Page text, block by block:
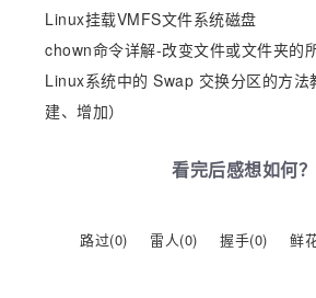
Linux挂载VMFS文件系统磁盘
chown命令详解-改变文件或文件夹的
Linux系统中的 Swap 交换分区的方法
建、增加）
看完后感想如何？
路过(0) 雷人(0) 握手(0) 鲜